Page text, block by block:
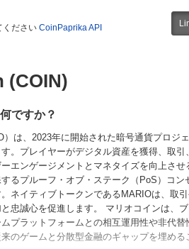
ください CoinPaprika API
(COIN)
ですか？
）は、2023年に開始された暗号通貨プロジ
。プレイヤーがデジタル資産を獲得、取
エンゲージメントとマネタイズを向上さ
るプルーフ・オブ・ステーク（PoS）コ
ネイティブトークンであるMARIOは、取
忠誠心を促進します。 マリオコインは、
プラットフォームとの相互運用性や非代
のゲームと分散型金融のギャップを埋め